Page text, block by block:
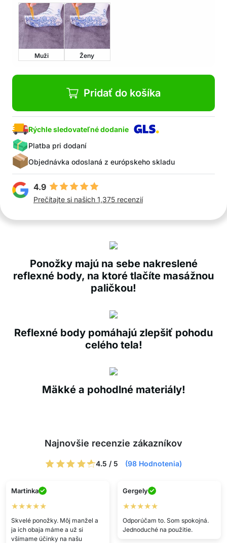
Muži Ženy
Pridať do košíka
Rýchle sledovateľné dodanie
Platba pri dodaní
Objednávka odoslaná z európskeho skladu
4.9
Prečítajte si našich 1,375 recenzií
Ponožky majú na sebe nakreslené
reflexné body, na ktoré tlačíte masážnou
paličkou!
Reflexné body pomáhajú zlepšiť pohodu
celého tela!
Mäkké a pohodlné materiály!
Najnovšie recenzie zákazníkov
4.5 / 5 (98 Hodnotenia)
Martinka
★★★★★
Skvelé ponožky. Môj manžel a
ja ich obaja máme a už si
všímame účinky na našu
Gergely
★★★★★
Odporúčam to. Som spokojná.
Jednoduché na použitie.